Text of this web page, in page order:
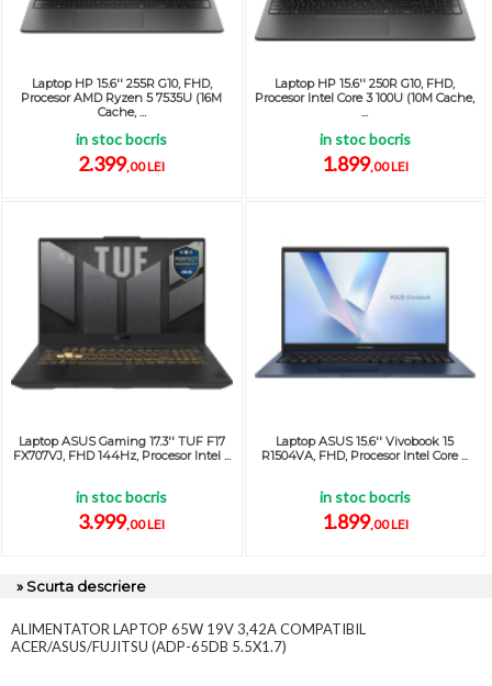
Laptop HP 15.6'' 255R G10, FHD,
Procesor AMD Ryzen 5 7535U (16M
Cache, ...
in stoc bocris
2.399,00 LEI
Laptop HP 15.6'' 250R G10, FHD,
Procesor Intel Core 3 100U (10M Cache,
...
in stoc bocris
1.899,00 LEI
Laptop ASUS Gaming 17.3'' TUF F17
FX707VJ, FHD 144Hz, Procesor Intel ...
in stoc bocris
3.999,00 LEI
Laptop ASUS 15.6'' Vivobook 15
R1504VA, FHD, Procesor Intel Core ...
in stoc bocris
1.899,00 LEI
» Scurta descriere
ALIMENTATOR LAPTOP 65W 19V 3,42A COMPATIBIL
ACER/ASUS/FUJITSU (ADP-65DB 5.5X1.7)